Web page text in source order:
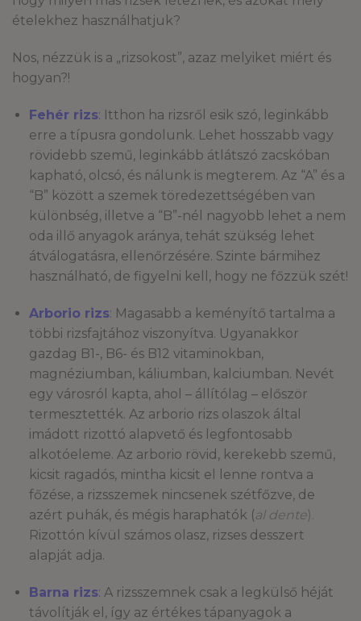
ételekhez használhatjuk?
Nos, nézzük is a „rizsokost”, azaz melyiket miért és
hogyan?!
Fehér rizs: Itthon ha rizsről esik szó, leginkább
erre a típusra gondolunk. Lehet hosszabb vagy
rövidebb szemű, leginkább átlátszó zacskóban
kapható, olcsó, és nálunk is megterem. Az “A” és a
“B” között a szemek töredezettségében van
különbség, illetve a “B”-nél nagyobb lehet a nem
oda illő anyagok aránya, tehát szükség lehet
átválogatásra, ellenőrzésére. Szinte bármihez
használható, de figyelni kell, hogy ne főzzük szét!
Arborio rizs: Magasabb a keményítő tartalma a
többi rizsfajtához viszonyítva. Ugyanakkor
gazdag B1-, B6- és B12 vitaminokban,
magnéziumban, káliumban, kalciumban. Nevét
egy városról kapta, ahol – állítólag – először
termesztették. Az arborio rizs olaszok által
imádott rizottó alapvető és legfontosabb
alkotóeleme. Az arborio rövid, kerekebb szemű,
kicsit ragadós, mintha kicsit el lenne rontva a
főzése, a rizsszemek nincsenek szétfőzve, de
azért puhák, és mégis haraphatók (al dente).
Rizottón kívül számos olasz, rizses desszert
alapját adja.
Barna rizs: A rizsszemnek csak a legkülső héját
távolítják el, így az értékes tápanyagok a